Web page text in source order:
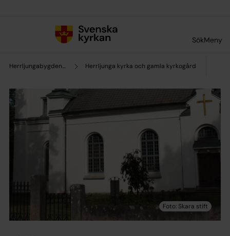
SökMeny
Herrljungabygdens församling Herrljunga kyrka och gamla kyrkogård